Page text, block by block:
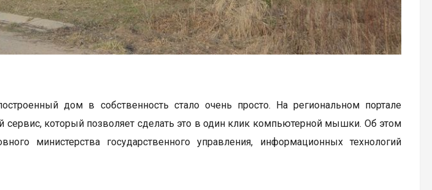
дом в собственность стало очень просто. На региональном портале
сервис, который позволяет сделать это в один клик компьютерной мышки. Об этом
министерства государственного управления, информационных технологий